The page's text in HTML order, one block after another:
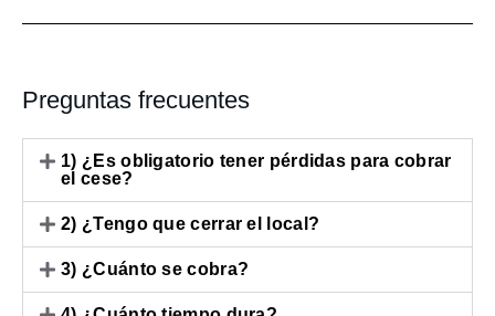
Preguntas frecuentes
1) ¿Es obligatorio tener pérdidas para cobrar
el cese?
2) ¿Tengo que cerrar el local?
3) ¿Cuánto se cobra?